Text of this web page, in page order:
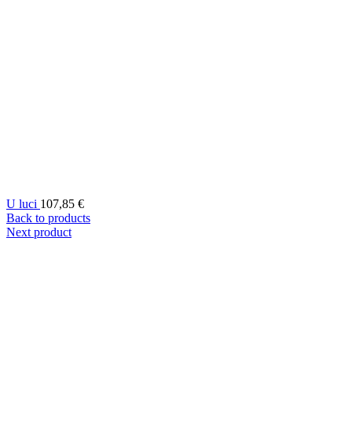
U luci 107,85 €
Back to products
Next product